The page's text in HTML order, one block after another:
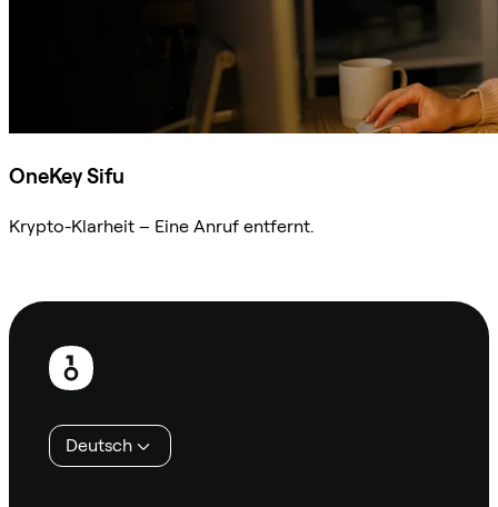
OneKey Sifu
Krypto-Klarheit – Eine Anruf entfernt.
Fußzeile
Deutsch